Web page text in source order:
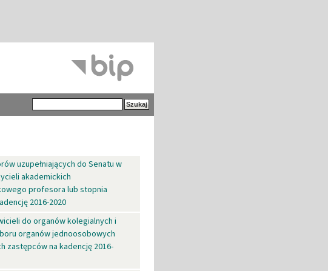
uzupełniających do Senatu w
akademickich
profesora lub stopnia
2016-2020
do organów kolegialnych i
organów jednoosobowych
zastępców na kadencję 2016-